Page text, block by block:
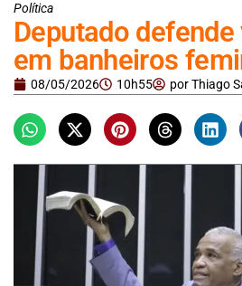
Política
Deputado
em banheiros
08/05/2026 10h55 porThiago